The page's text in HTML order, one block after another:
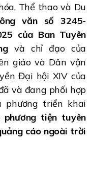
Thể thao và Du
văn số 3245-
của Ban Tuyên
và chỉ đạo của
giáo và Dân vận
Đại hội XIV của
và đang phối hợp
phương triển khai
phương tiện tuyên
cáo ngoài trời